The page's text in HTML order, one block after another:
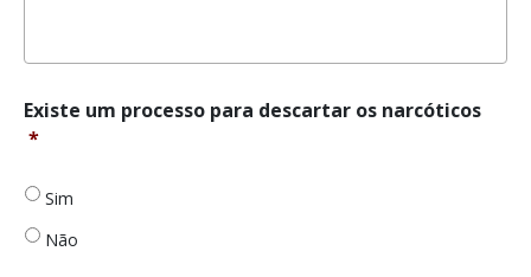
Existe
um
descartar
os
narcóticos
Existe um processo para descartar os narcóticos
*
Sim
Não